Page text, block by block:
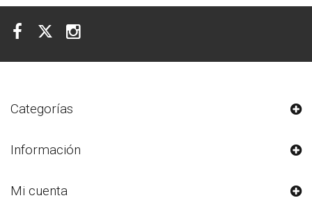
Categorías
Información
Mi cuenta